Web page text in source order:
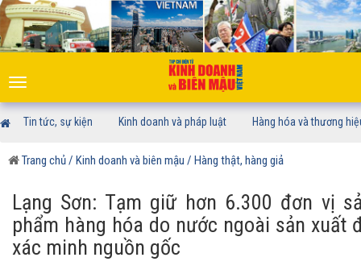
Toggle
navigation
Tin tức, sự kiện Kinh doanh và pháp luật Hàng hóa và thương
Trang chủ/ Kinh doanh và biên mậu / Hàng thật, hàng giả
Lạng Sơn: Tạm giữ hơn 6.300 đơn vị
phẩm hàng hóa do nước ngoài sản xuất
xác minh nguồn gốc